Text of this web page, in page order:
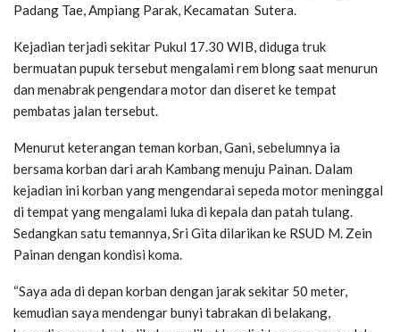
Padang Tae, Ampiang Parak, Kecamatan Sutera.
Kejadian terjadi sekitar Pukul 17.30 WIB, diduga truk
bermuatan pupuk tersebut mengalami rem blong saat menurun
dan menabrak pengendara motor dan diseret ke tempat
pembatas jalan tersebut.
Menurut keterangan teman korban, Gani, sebelumnya ia
bersama korban dari arah Kambang menuju Painan. Dalam
kejadian ini korban yang mengendarai sepeda motor meninggal
di tempat yang mengalami luka di kepala dan patah tulang.
Sedangkan satu temannya, Sri Gita dilarikan ke RSUD M. Zein
Painan dengan kondisi koma.
“Saya ada di depan korban dengan jarak sekitar 50 meter,
kemudian saya mendengar bunyi tabrakan di belakang,